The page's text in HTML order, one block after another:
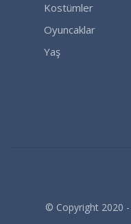
Kostümler
Oyuncaklar
Yaş
© Copyright 2020